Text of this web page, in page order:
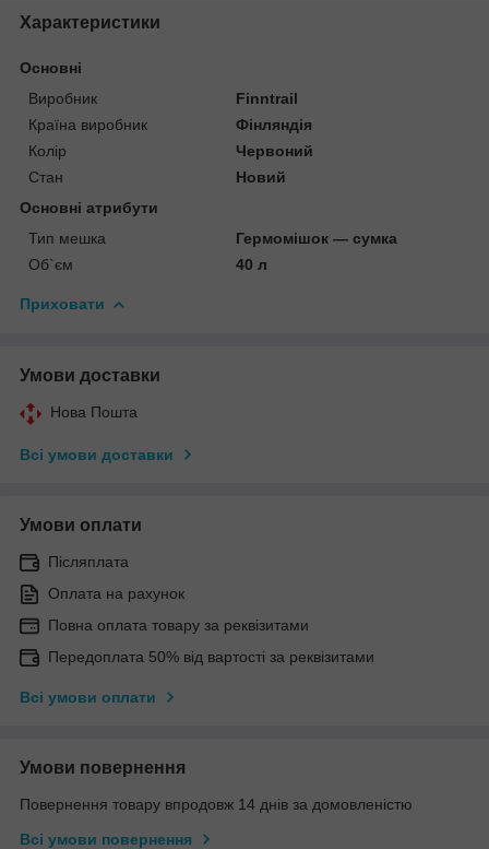
Характеристики
Основні
Виробник
Finntrail
Країна виробник
Фінляндія
Колір
Червоний
Стан
Новий
Основні атрибути
Тип мешка
Гермомішок — сумка
Об`єм
40 л
Приховати
Умови доставки
Нова Пошта
Всі умови доставки
Умови оплати
Післяплата
Оплата на рахунок
Повна оплата товару за реквізитами
Передоплата 50% від вартості за реквізитами
Всі умови оплати
Умови повернення
Повернення товару впродовж 14 днів за домовленістю
Всі умови повернення